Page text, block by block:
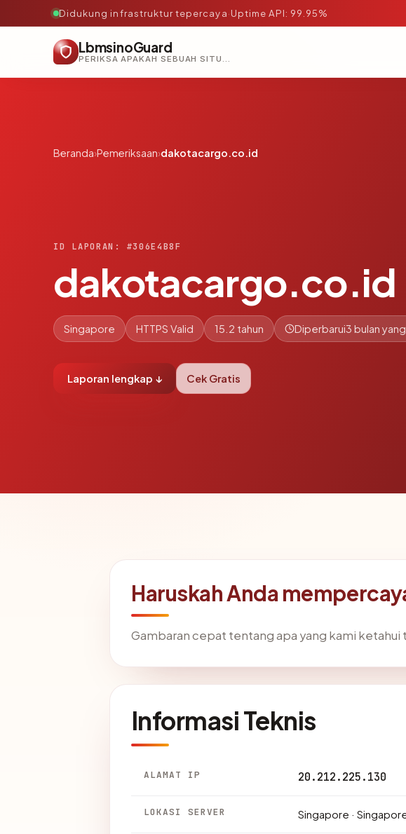
Didukung infrastruktur tepercaya·Uptime API: 99.95%
LbmsinoGuard
PERIKSA APAKAH SEBUAH SITUS AMAN, TEPERCAYA, DAN TERVERIFIKASI DALAM HITUNGAN DETIK.
Beranda›Pemeriksaan›dakotacargo.co.id
ID LAPORAN: #306E4B8F
dakotacargo.co.id
Singapore HTTPS Valid 15.2 tahun Diperbarui3 bulan
Laporan lengkap ↓ Cek Gratis
Haruskah Anda
Gambaran cepat tentang apa yang kami ketahui
Informasi Teknis
ALAMAT IP 20.212.225.130
LOKASI SERVER Singapore ·